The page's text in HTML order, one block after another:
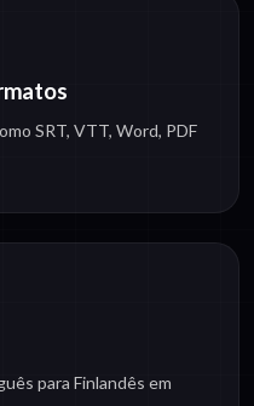
SRT, VTT, Word, PDF
para Finlandês em